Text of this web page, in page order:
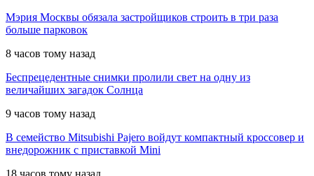
Мэрия Москвы обязала застройщиков строить в три раза
больше парковок
8 часов тому назад
Беспрецедентные снимки пролили свет на одну из
величайших загадок Солнца
9 часов тому назад
В семейство Mitsubishi Pajero войдут компактный кроссовер и
внедорожник с приставкой Mini
18 часов тому назад